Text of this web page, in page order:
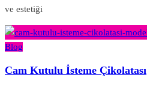
ve estetiği
Blog
Cam Kutulu İsteme Çikolatası